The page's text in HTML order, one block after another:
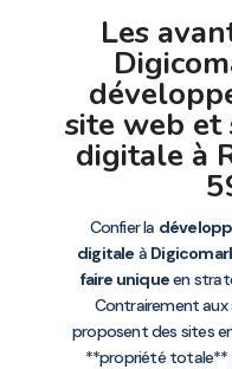
Les
site web et
digitale à
Confier la
digitale à
faire uniqueen
Contrairement
proposent des sites
**propriété totale**